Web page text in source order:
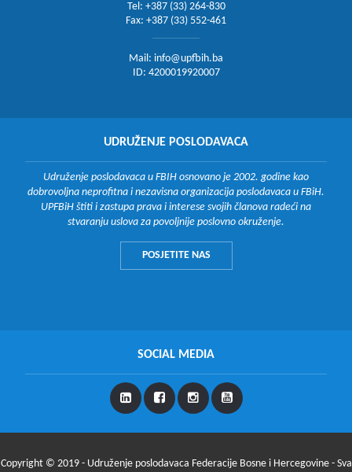
Tel: +387 (33) 264-830
Fax: +387 (33) 552-461
Mail: info@upfbih.ba
ID: 4200019920007
UDRUŽENJE POSLODAVACA
Udruženje poslodavaca u FBIH osnovano je 2002. godine kao
dobrovoljna neprofitna i nezavisna organizacija poslodavaca u FBiH.
UPFBiH štiti i zastupa prava i interese svojih članova radeći na
stvaranju uslova za povoljnije poslovno okruženje.
POSJETITE NAS
SOCIAL MEDIA
Copyright © 2019 - Udruženje poslodavaca Federacije Bosne i Hercegovine - Sva